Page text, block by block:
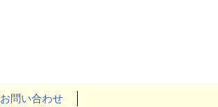
お問い合わせ